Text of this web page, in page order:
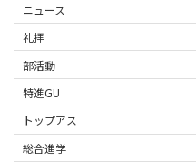
ニュース
礼拝
部活動
特進GU
トップアス
総合進学